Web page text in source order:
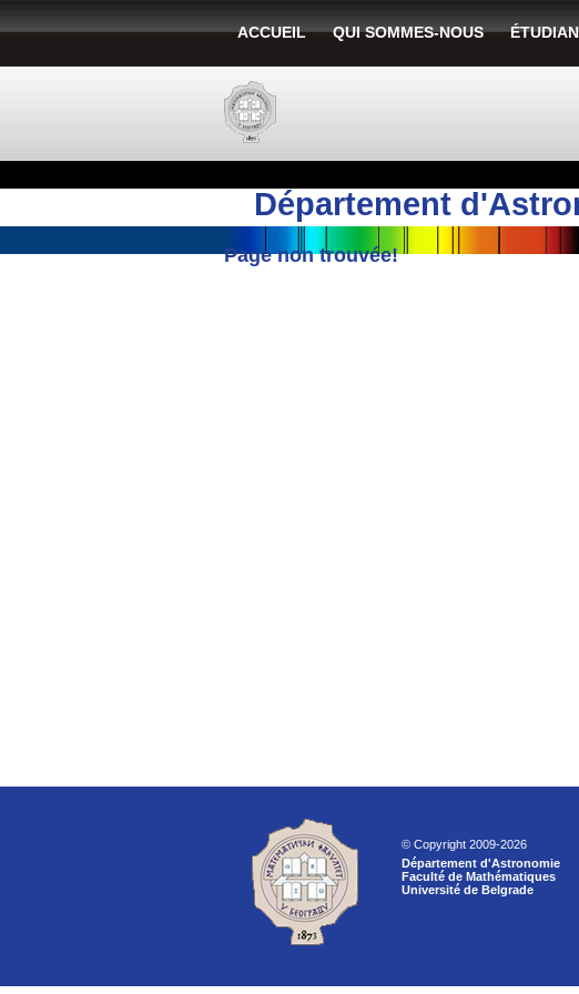
ACCUEIL QUI SOMMES-NOUS
Département
Page non trouvée!
© Copyright 2009-2026
Département d'Astronomie
Faculté de Mathématiques
Université de Belgrade